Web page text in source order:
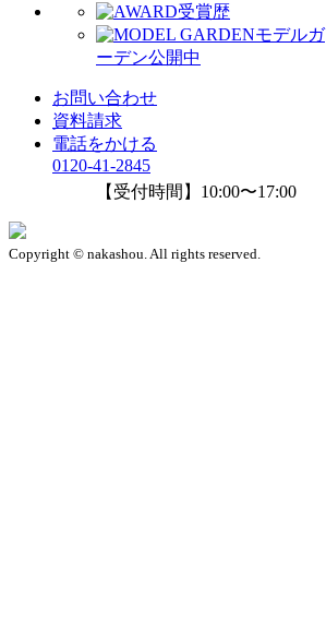
受賞歴
モデルガ
ーデン公開中
お問い合わせ
資料請求
電話をかける
0120-41-2845
【受付時間】10:00〜17:00
Copyright © nakashou. All rights reserved.